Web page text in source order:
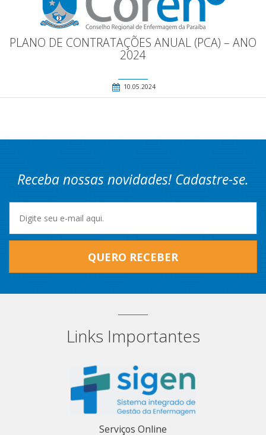
PLANO DE CONTRATAÇÕES ANUAL (PCA) – ANO
2024
10.05.2024
Receba nossas novidades! Cadastre-se.
QUERO RECEBER
Links Importantes
Serviços Online